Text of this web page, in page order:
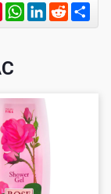
Pinterest
WhatsApp
LinkedIn
Reddit